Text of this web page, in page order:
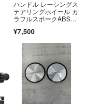
ハンドル レーシングス
テアリングホイール カ
ラフルスポークABSド
¥7,500